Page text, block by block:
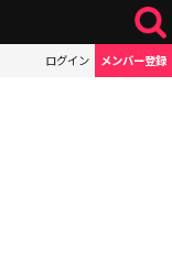
ログイン メンバー登録